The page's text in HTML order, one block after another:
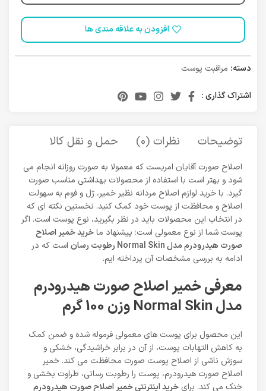
افزودن به علاقه مندی ها
دسته: مراقبت پوست
اشتراک گذاری :
توضیحات نظرات (0) حمل و نقل کالا
اصلاح صورت آقایان امریست که معمولا به صورت روزانه انجام می
شود و بهتر است با استفاده از محصولات بهداشتی مناسب صورت
گیرد. با خرید لوازم اصلاح مردانه نظیر خمیر، ژل و فوم به سهولت
اصلاح و محافظت از پوست خود کمک کنید. نخستین نکته ای که
در انتخاب این محصولات باید در نظر بگیرید، نوع پوست است. اگر
پوست شما از نوع معمولی است؛ پیشنهاد ماخرید خمیر اصلاح
صورت هیدرودرم مدل Normal Skin رطوبت رسان
است که در
ادامه به بررسی مشخصات آن پرداخته ایم.
معرفی خمیر اصلاح صورت هیدرودرم
مدل Normal Skin وزن 100 گرم
این محصول برای پوست های معمولی فرموله شده و ضمن کمک
به کاهش التهابات پوست، از آن در برابر خراشیدگی، خشکی و
سوزش ناشی از اصلاح پوست صورت محافظت می کند. خمیر
اصلاح صورت هیدرودرم، پوست را رطوبت رسانی، طراوت بخشی و
خنک می کند. برای خرید اینترنتی خمیر اصلاح صورت هیدرودرم